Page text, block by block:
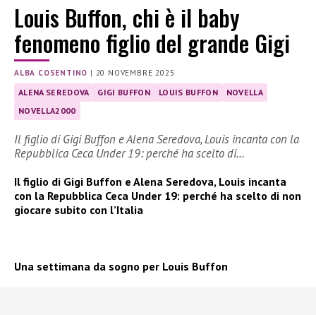
Louis Buffon, chi è il baby
fenomeno figlio del grande Gigi
ALBA COSENTINO | 20 NOVEMBRE 2025
ALENA SEREDOVA GIGI BUFFON LOUIS BUFFON
NOVELLA
NOVELLA2000
Il figlio di Gigi Buffon e Alena Seredova, Louis incanta con la
Repubblica Ceca Under 19: perché ha scelto di…
Il figlio di Gigi Buffon e Alena Seredova, Louis incanta
con la Repubblica Ceca Under 19: perché ha scelto di non
giocare subito con l’Italia
Una settimana da sogno per Louis Buffon